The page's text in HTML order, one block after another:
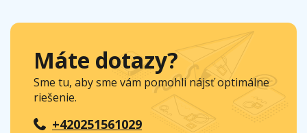
Máte dotazy?
Sme tu, aby sme vám pomohli nájsť optimálne
riešenie.
+420251561029